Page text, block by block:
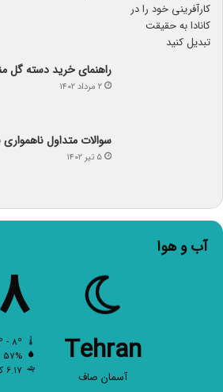
راهنمای خرید دسته گل
۲ مرداد ۱۴۰۲
سوالات متداول
۵ تیر ۱۴۰۲
آب و هوا
Tehran
آسمان صاف
۸
۵۷%
۶.۱۷ کیلومتر/ساعت